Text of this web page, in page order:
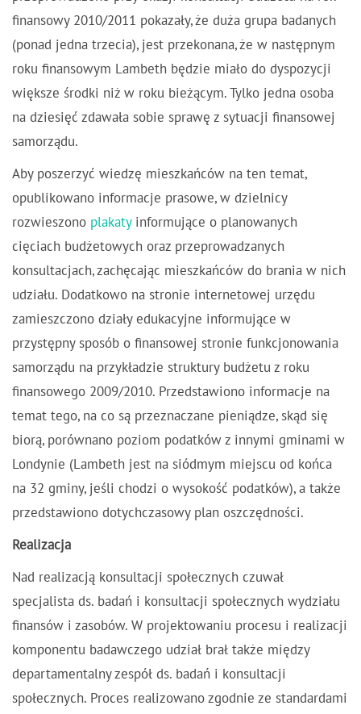
finansowy 2010/2011 pokazały, że duża grupa badanych
(ponad jedna trzecia), jest przekonana, że w następnym
roku finansowym Lambeth będzie miało do dyspozycji
większe środki niż w roku bieżącym. Tylko jedna osoba
na dziesięć zdawała sobie sprawę z sytuacji finansowej
samorządu.
Aby poszerzyć wiedzę mieszkańców na ten temat,
opublikowano informacje prasowe, w dzielnicy
rozwieszono plakatyinformujące o planowanych
cięciach budżetowych oraz przeprowadzanych
konsultacjach, zachęcając mieszkańców do brania w nich
udziału. Dodatkowo na stronie internetowej urzędu
zamieszczono działy edukacyjne informujące w
przystępny sposób o finansowej stronie funkcjonowania
samorządu na przykładzie struktury budżetu z roku
finansowego 2009/2010. Przedstawiono informacje na
temat tego, na co są przeznaczane pieniądze, skąd się
biorą, porównano poziom podatków z innymi gminami w
Londynie (Lambeth jest na siódmym miejscu od końca
na 32 gminy, jeśli chodzi o wysokość podatków), a także
przedstawiono dotychczasowy plan oszczędności.
Realizacja
Nad realizacją konsultacji społecznych czuwał
specjalista ds. badań i konsultacji społecznych wydziału
finansów i zasobów. W projektowaniu procesu i realizacji
komponentu badawczego udział brał także między
departamentalny zespół ds. badań i konsultacji
społecznych. Proces realizowano zgodnie ze standardami